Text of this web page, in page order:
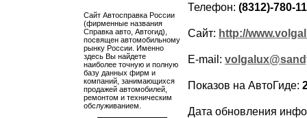
Сайт Автосправка России
(фирменные названия
Справка авто, Автогид),
посвящен автомобильному
рынку России. Именно
здесь Вы найдете
наиболее точную и полную
базу данных фирм и
компаний, занимающихся
продажей автомобилей,
ремонтом и техническим
обслуживанием.
Телефон: (8312)-780-
Сайт: http://
E-mail:
Показов на АвтоГиде:
Дата обновления